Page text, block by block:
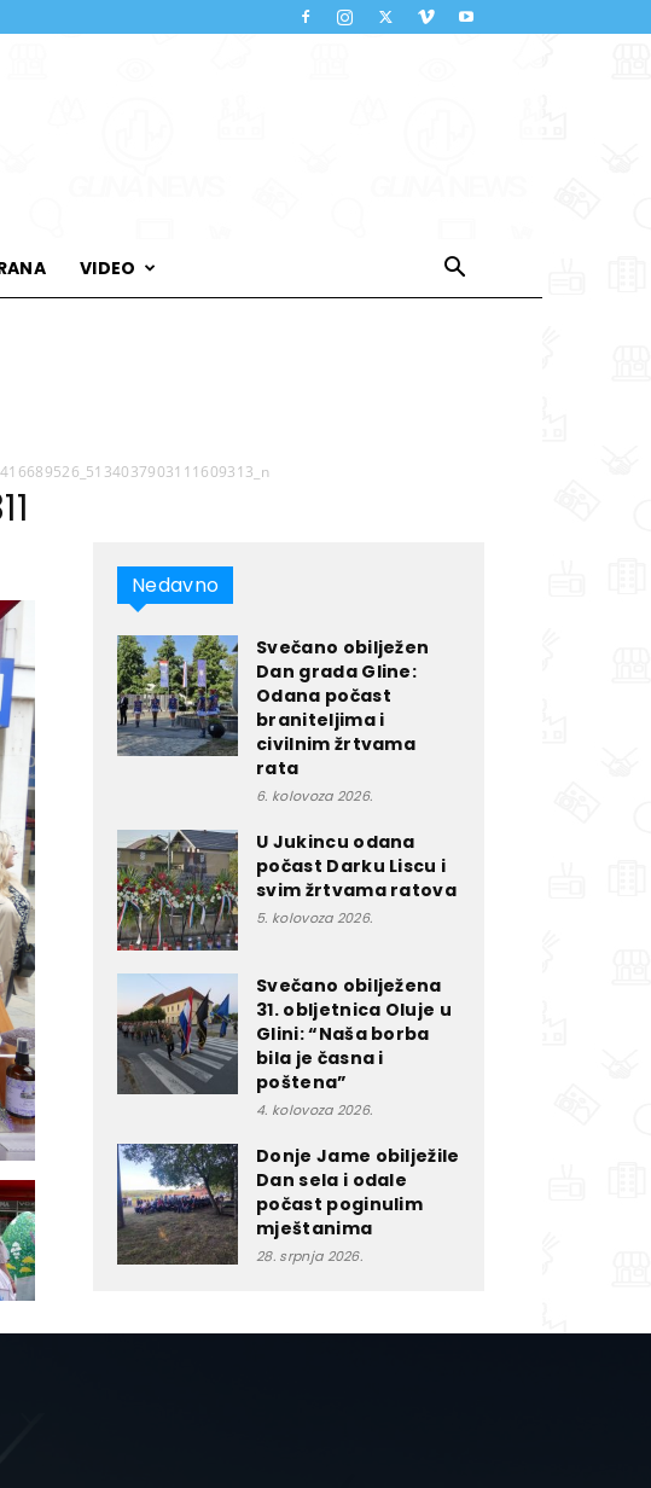
VIDEO
Nedavno
Svečano obilježen
Dan grada Gline:
Odana počast
braniteljima i
civilnim žrtvama
rata
6. kolovoza 2026.
U Jukincu odana
počast Darku Liscu i
svim žrtvama ratova
5. kolovoza 2026.
Svečano obilježena
31. obljetnica Oluje u
Glini: “Naša borba
bila je časna i
poštena”
4. kolovoza 2026.
Donje Jame obilježile
Dan sela i odale
počast poginulim
mještanima
28. srpnja 2026.